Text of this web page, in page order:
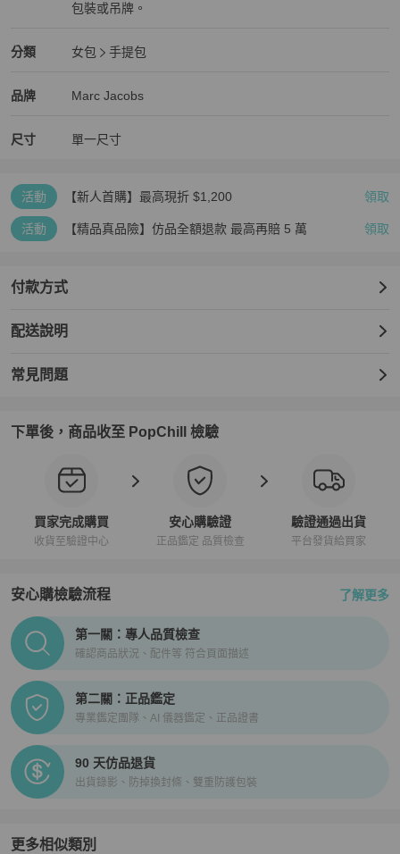
➡️若對商品有任何問題可先私訊聊聊.
包裝或吊牌。
分類
Marc Jacobs女包 分類資訊
女包
手提包
品牌
Marc Jacobs精品女包品牌介紹
Marc Jacobs
Marc Jacobs推薦清單
尺寸 單一尺寸
活動 【新人首購】最高現折 $1,200 領取
活動 【精品真品險】仿品全額退款 最高再賠 5 萬 領取
付款方式
配送說明
常見問題
下單後，商品收至 PopChill 檢驗
買家完成購買
收貨至驗證中心
安心購驗證
正品鑑定 品質檢查
驗證通過出貨
平台發貨給買家
安心購檢驗流程 了解更多
PopChill拍拍圈正品驗證、安心購檢驗流程介紹
第一關：專人品質檢查
確認商品狀況、配件等 符合頁面描述
第二關：正品鑑定
專業鑑定團隊、AI 儀器鑑定、正品證書
90 天仿品退貨
出貨錄影、防掉換封條、雙重防護包裝
更多相似類別